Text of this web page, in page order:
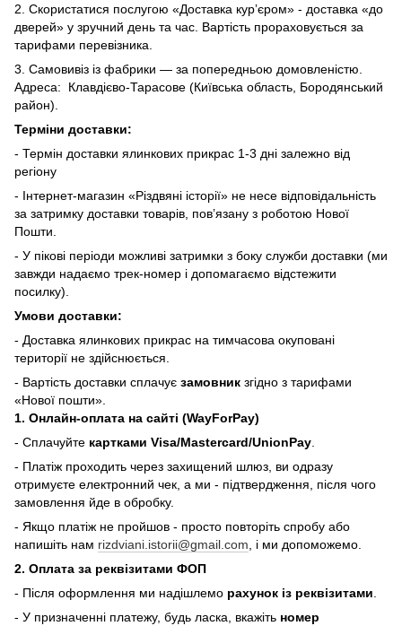
2. Скористатися послугою «Доставка курʼєром» - доставка «до
дверей» у зручний день та час. Вартість прораховується за
тарифами перевізника.
3. Самовивіз із фабрики — за попередньою домовленістю.
Адреса: Клавдієво-Тарасове (Київська область, Бородянський
район).
Терміни доставки:
- Термін доставки ялинкових прикрас 1-3 дні залежно від
регіону
- Інтернет-магазин «Різдвяні історії» не несе відповідальність
за затримку доставки товарів, пов’язану з роботою Нової
Пошти.
- У пікові періоди можливі затримки з боку служби доставки (ми
завжди надаємо трек-номер і допомагаємо відстежити
посилку).
Умови доставки:
- Доставка ялинкових прикрас на тимчасова окуповані
території не здійснюється.
- Вартість доставки сплачує замовник згідно з тарифами
«Нової пошти».
1. Онлайн-оплата на сайті (WayForPay)
- Сплачуйте картками Visa/Mastercard/UnionPay
- Платіж проходить через захищений шлюз, ви одразу
отримуєте електронний чек, а ми - підтвердження, після чого
замовлення йде в обробку.
- Якщо платіж не пройшов - просто повторіть спробу або
напишіть нам rizdviani.istorii@gmail.com , і ми допоможемо.
2. Оплата за реквізитами ФОП
- Після оформлення ми надішлемо рахунок із реквізитами
- У призначенні платежу, будь ласка, вкажіть номер